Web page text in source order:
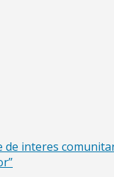
interes